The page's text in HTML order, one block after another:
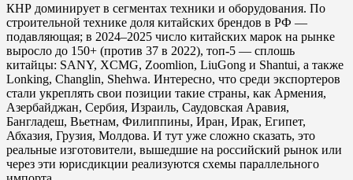
КНР доминирует в сегментах техники и оборудования. По
строительной технике доля китайских брендов в РФ —
подавляющая; в 2024–2025 число китайских марок на рынке
выросло до 150+ (против 37 в 2022), топ-5 — сплошь
китайцы: SANY, XCMG, Zoomlion, LiuGong и Shantui, а также
Lonking, Changlin, Shehwa. Интересно, что среди экспортеров
стали укреплять свои позиции такие страны, как Армения,
Азербайджан, Сербия, Израиль, Саудовская Аравия,
Бангладеш, Вьетнам, Филиппины, Иран, Ирак, Египет,
Абхазия, Грузия, Молдова. И тут уже сложно сказать, это
реальные изготовители, вышедшие на российский рынок или
через эти юрисдикции реализуются схемы параллельного